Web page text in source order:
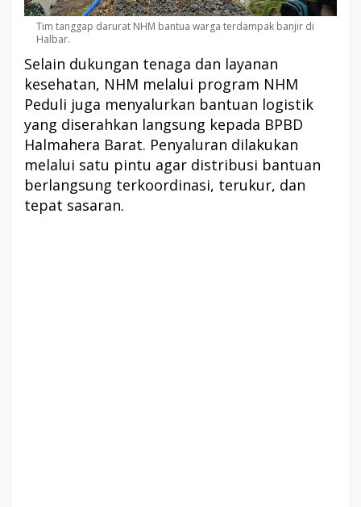
Tim tanggap darurat NHM bantua warga terdampak banjir di
Halbar.
Selain dukungan tenaga dan layanan
kesehatan, NHM melalui program NHM
Peduli juga menyalurkan bantuan logistik
yang diserahkan langsung kepada BPBD
Halmahera Barat. Penyaluran dilakukan
melalui satu pintu agar distribusi bantuan
berlangsung terkoordinasi, terukur, dan
tepat sasaran.